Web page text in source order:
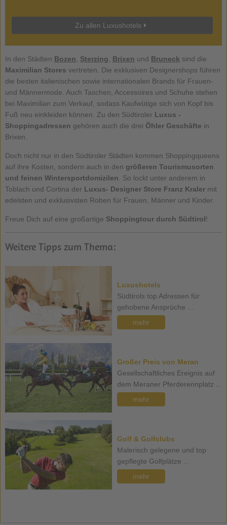
Zu allen Luxushotels
In den Städten Bozen Sterzing Brixen und Bruneck sind die
Maximilian Stores vertreten. Die exklusiven Designershops führen
die besten italienischen sowie internationalen Brands für Frauen-
und Männermode. Auch Taschen, Accessoires und Schuhe stehen
bei Maximilian zum Verkauf, sodass Kaufwütige sich von Kopf bis
Fuß neu einkleiden können. Zu den Südtiroler Luxus -
Shoppingadressen gehören auch die drei Öhler Geschäfte in
Brixen.
Doch nicht nur in den Südtiroler Städten kommen Shoppingqueens
auf ihre Kosten, sondern auch in den größeren Tourismusorten
und feinen Wintersportdomizilen . So lockt unter anderem in
Toblach und Cortina der Luxus- Designer Store Franz Kralermit
edelsten und exklusivsten Roben für Frauen, Männer und Kinder.
Freue Dich auf eine großartige Shoppingtour durch Südtirol!
Weitere Tipps zum Thema:
Luxushotels
Südtirols top Adressen für
gehobene Ansprüche ...
mehr
Großer Preis von Meran
Gesellschaftliches Ereignis auf
dem Meraner Pferderennplatz ...
mehr
Golf & Golfclubs
Malerisch gelegene und top
gepflegte Golfplätze ...
mehr